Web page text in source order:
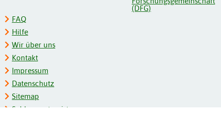
FAQ
Hilfe
Wir über uns
Kontakt
Impressum
Datenschutz
Sitemap
Schlagwortregister